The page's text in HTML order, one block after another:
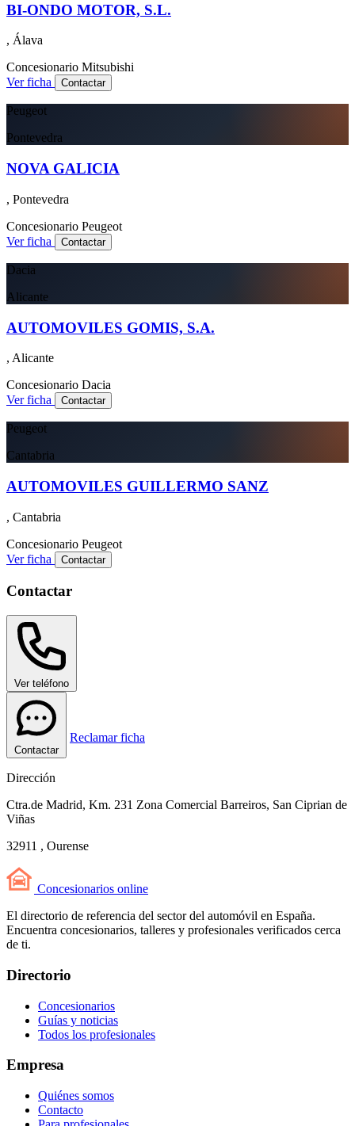
BI-ONDO MOTOR, S.L.
, Álava
Concesionario Mitsubishi
Ver ficha
Contactar
Peugeot
Pontevedra
NOVA GALICIA
, Pontevedra
Concesionario Peugeot
Ver ficha
Contactar
Dacia
Alicante
AUTOMOVILES GOMIS, S.A.
, Alicante
Concesionario Dacia
Ver ficha
Contactar
Peugeot
Cantabria
AUTOMOVILES GUILLERMO SANZ
, Cantabria
Concesionario Peugeot
Ver ficha
Contactar
Contactar
Ver teléfono
Contactar
Reclamar ficha
Dirección
Ctra.de Madrid, Km. 231 Zona Comercial Barreiros, San Ciprian de
Viñas
32911 , Ourense
Concesionarios online
El directorio de referencia del sector del automóvil en España.
Encuentra concesionarios, talleres y profesionales verificados cerca
de ti.
Directorio
Concesionarios
Guías y noticias
Todos los profesionales
Empresa
Quiénes somos
Contacto